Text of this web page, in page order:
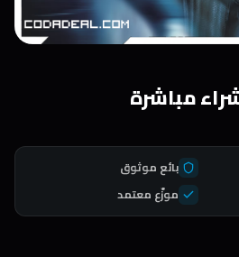
بائع موثوق
موزّع معتمد